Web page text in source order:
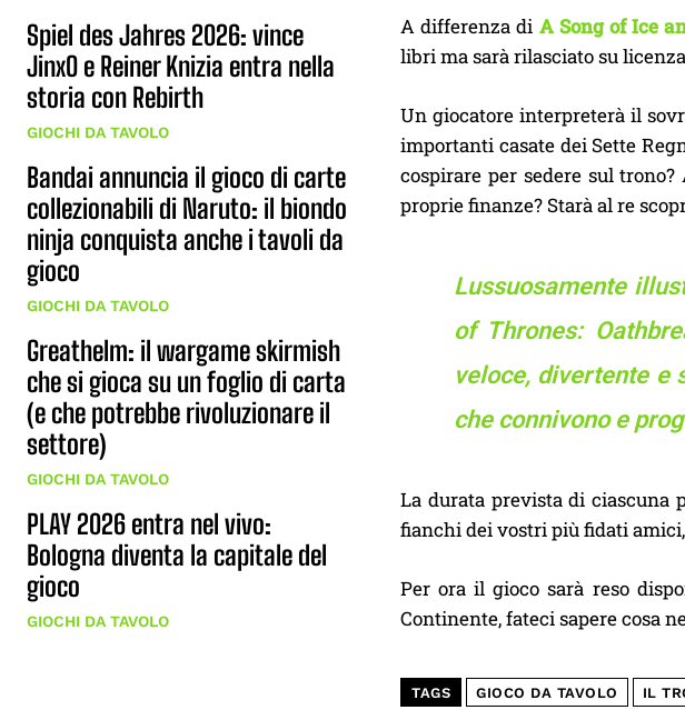
Spiel des Jahres 2026: vince
JinxO e Reiner Knizia entra nella
storia con Rebirth
GIOCHI DA TAVOLO
Bandai annuncia il gioco di carte
collezionabili di Naruto: il biondo
ninja conquista anche i tavoli da
gioco
GIOCHI DA TAVOLO
Greathelm: il wargame skirmish
che si gioca su un foglio di carta
(e che potrebbe rivoluzionare il
settore)
GIOCHI DA TAVOLO
PLAY 2026 entra nel vivo:
Bologna diventa la capitale del
gioco
GIOCHI DA TAVOLO
A differenza di A Song of Ice
libri ma sarà rilasciato su licenza
Un giocatore interpreterà il
importanti casate dei Sette
cospirare per sedere sul
proprie finanze? Starà al re
Lussuosamente
of Thrones:
veloce, divertente e
che connivono e
La durata prevista di ciascuna
fianchi dei vostri più fidati
Per ora il gioco sarà reso
Continente, fateci sapere cosa
TAGS GIOCO DA TAVOLO IL